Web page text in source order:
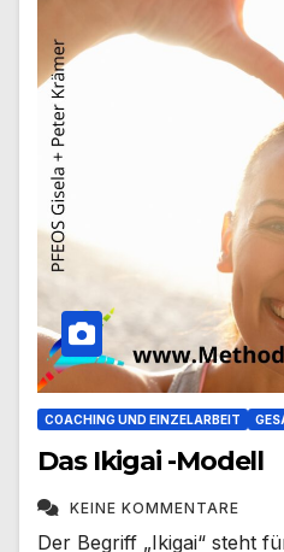
COACHING UND EINZELARBEIT
Das Ikigai -Modell
KEINE KOMMENTARE
Der Begriff „Ikigai“ steht